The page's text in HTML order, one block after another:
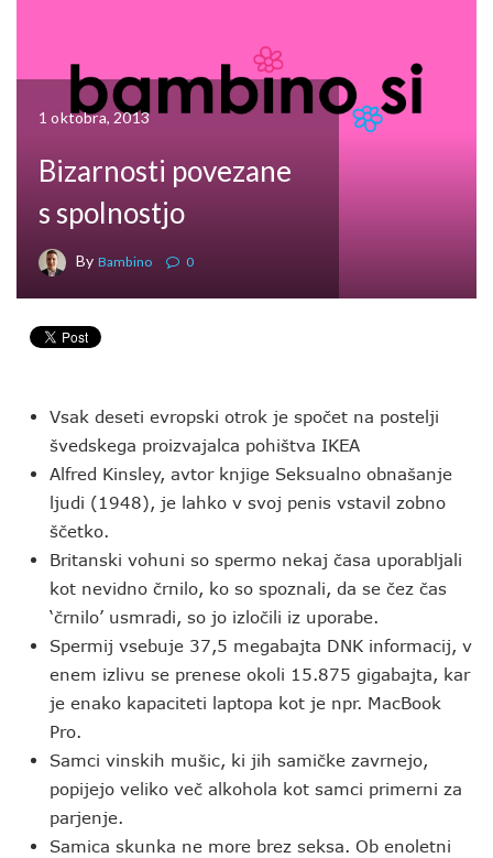
1 oktobra, 2013
Bizarnosti povezane
s spolnostjo
By Bambino 0
Vsak deseti evropski otrok je spočet na postelji
švedskega proizvajalca pohištva IKEA
Alfred Kinsley, avtor knjige Seksualno obnašanje
ljudi (1948), je lahko v svoj penis vstavil zobno
ščetko.
Britanski vohuni so spermo nekaj časa uporabljali
kot nevidno črnilo, ko so spoznali, da se čez čas
‘črnilo’ usmradi, so jo izločili iz uporabe.
Spermij vsebuje 37,5 megabajta DNK informacij, v
enem izlivu se prenese okoli 15.875 gigabajta, kar
je enako kapaciteti laptopa kot je npr. MacBook
Pro.
Samci vinskih mušic, ki jih samičke zavrnejo,
popijejo veliko več alkohola kot samci primerni za
parjenje.
Samica skunka ne more brez seksa. Ob enoletni